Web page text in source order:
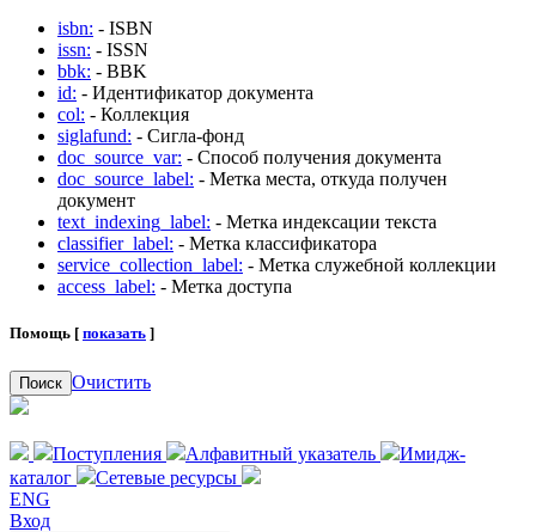
isbn: - ISBN
issn: - ISSN
bbk: - BBK
id: - Идентификатор документа
col: - Коллекция
siglafund: - Сигла-фонд
doc_source_var: - Способ получения документа
doc_source_label: - Метка места, откуда получен
документ
text_indexing_label: - Метка индексации текста
classifier_label: - Метка классификатора
service_collection_label: - Метка служебной коллекции
access_label: - Метка доступа
Помощь [ показать ]
Поиск Очистить
Поступления Алфавитный указатель
Имидж-
каталог
Сетевые ресурсы
ENG
Вход